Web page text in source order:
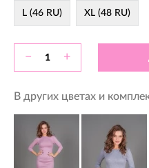
L (46 RU) XL (48 RU)
− +
В других цветах и